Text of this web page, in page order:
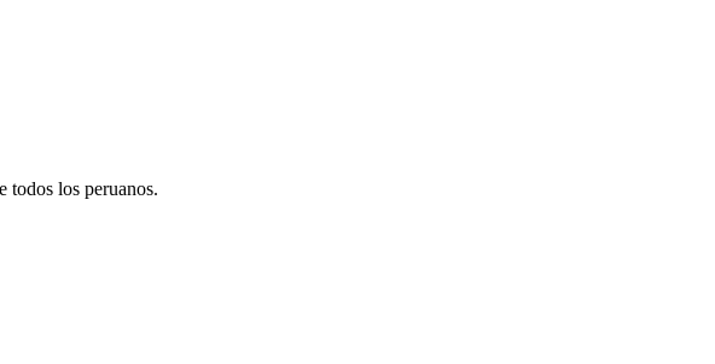
todos los peruanos.